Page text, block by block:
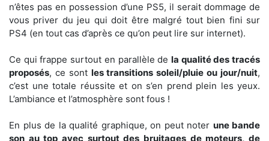
n’êtes pas en possession d’une PS5, il serait dommage de
vous priver du jeu qui doit être malgré tout bien fini sur
PS4 (en tout cas d’après ce qu’on peut lire sur internet).
Ce qui frappe surtout en parallèle de la qualité des tracés
proposés, ce sont les transitions soleil/pluie ou jour/nuit,
c’est une totale réussite et on s’en prend plein les yeux.
L’ambiance et l’atmosphère sont fous !
En plus de la qualité graphique, on peut noter une bande
son au top avec surtout des bruitages de moteurs, de